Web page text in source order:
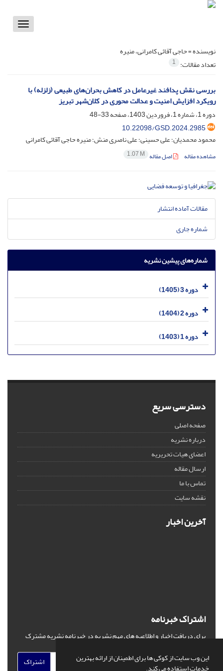
این وب سایت از کوکی ها برای اطمینان از ارائه بهترین
خدمات استفاده می کند.
Toggle
نویسنده =حاجی آقائی کامرانی، منیره
تعداد مقالات: 1
بررسی نقش پدافند غیرعامل در کاهش بحران‌های طبیعی (زلزله) با
رویکرد افزایش امنیت و عدالت محوری در کلان‌شهر تبریز
دوره 1، شماره 1، فروردین 1403، صفحه
33-48
10.22098/GSD.2024.2985
محمود محمدیان؛ علی حسینی؛ علی ناصری منش؛ منیره حاجی آقائی کامرانی
مشاهده مقاله اصل مقاله 1.07 M
مقالات آماده انتشار
شماره جاری
شماره‌های پیشین نشریه
دوره 3 (1405)
دوره 2 (1404)
دوره 1 (1403)
دسترسی سریع
صفحه اصلی
درباره نشریه
اعضای هیات تحریریه
ارسال مقاله
تماس با ما
نقشه سایت
آخرین اخبار
اشتراک خبرنامه
برای دریافت اخبار و اطلاعیه های مهم نشریه در خبرنامه نشریه مشترک
اشتراک